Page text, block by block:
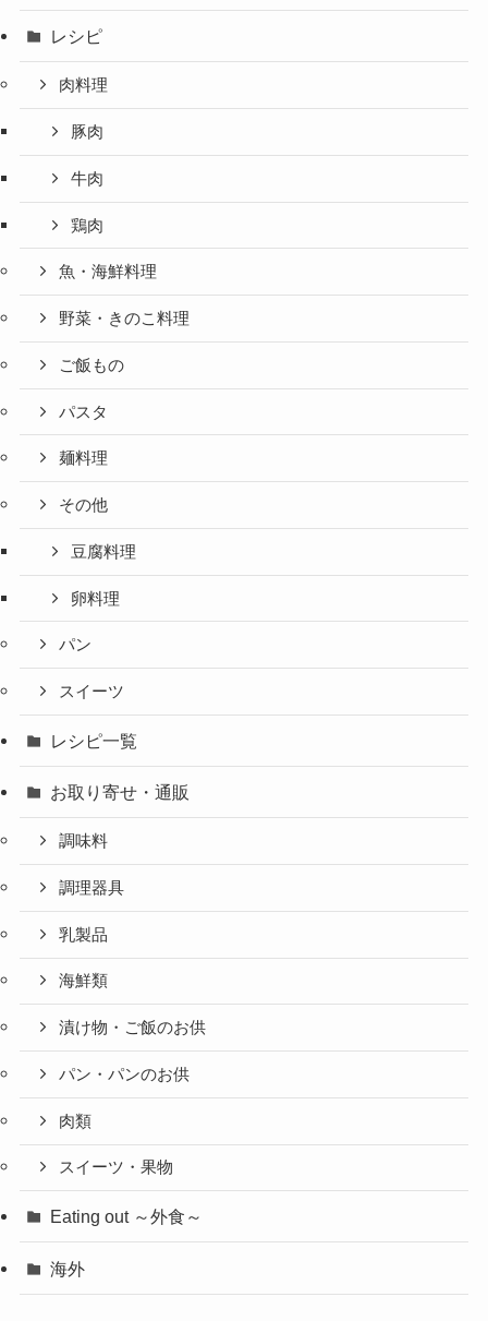
レシピ
肉料理
豚肉
牛肉
鶏肉
魚・海鮮料理
野菜・きのこ料理
ご飯もの
パスタ
麺料理
その他
豆腐料理
卵料理
パン
スイーツ
レシピ一覧
お取り寄せ・通販
調味料
調理器具
乳製品
海鮮類
漬け物・ご飯のお供
パン・パンのお供
肉類
スイーツ・果物
Eating out ～外食～
海外